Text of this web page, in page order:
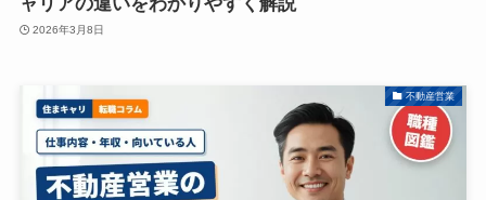
2026年3月8日
不動産営業